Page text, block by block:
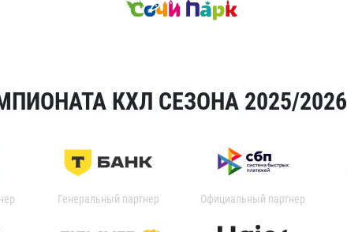
КХЛ СЕЗОНА 2025/2026
Генеральный партнер Официальный партнер